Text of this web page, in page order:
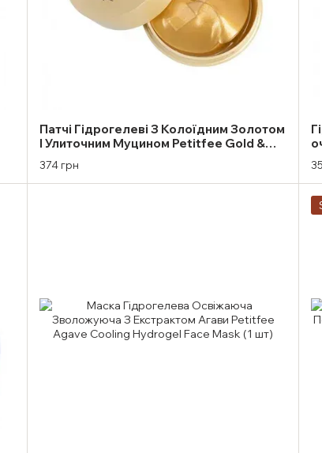
Патчі Гідрогелеві З Колоїдним Золотом
І Улиточним Муцином Petitfee Gold &
Snail 60шт
374 грн